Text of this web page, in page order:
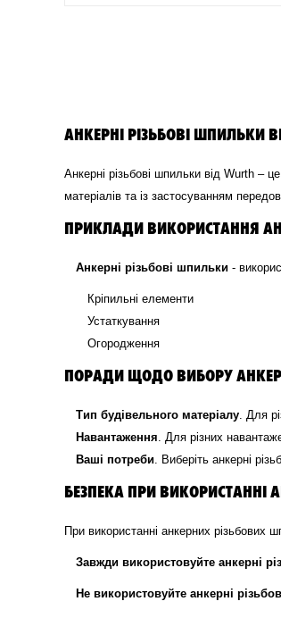
АНКЕРНІ РІЗЬБОВІ ШПИЛЬКИ
Анкерні різьбові шпильки від Wurth –
матеріалів та із застосуванням
ПРИКЛАДИ ВИКОРИСТАННЯ
Анкерні різьбові шпильки -
Кріпильні елементи
Устаткування
Огородження
ПОРАДИ ЩОДО ВИБОРУ
Тип будівельного матеріалу . Для
Навантаження . Для різних
Ваші потреби . Виберіть анкерні
БЕЗПЕКА ПРИ ВИКОРИСТАННІ
При використанні анкерних різьбових
Завжди використовуйте анкерні
Не використовуйте анкерні